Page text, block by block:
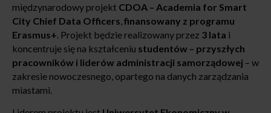
międzynarodowy projekt CDOA – Academia for Smart
City Chief Data Officers,finansowany z programu
Erasmus+. Projekt będzie realizowany przez 3 lata i
koncentruje się na kształceniu studentów – przyszłych
pracowników i liderów administracji samorządowej – w
zakresie nowoczesnego, opartego na danych zarządzania
miastami.